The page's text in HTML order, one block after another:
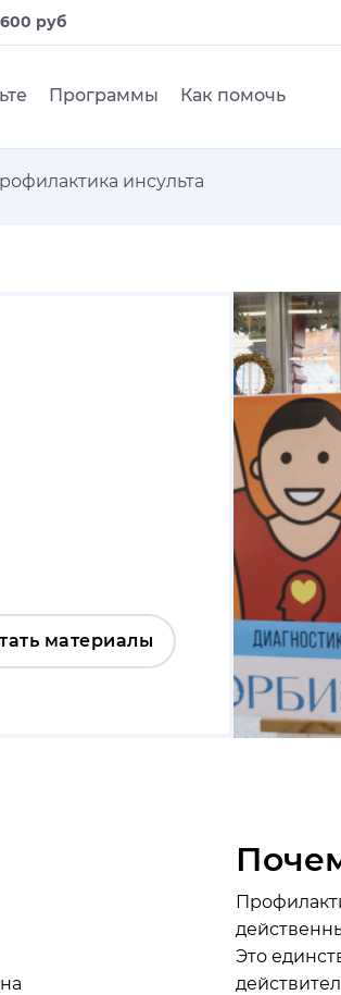
руб
Программы Как помочь
инсульта
материалы
Это